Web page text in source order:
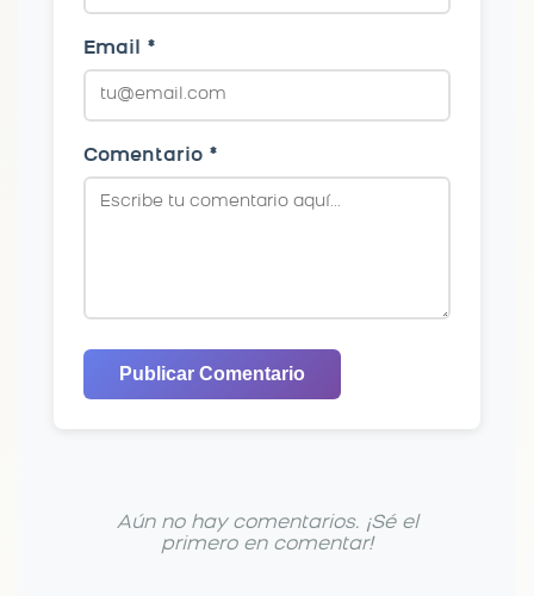
Email *
Comentario *
Publicar Comentario
Aún no hay comentarios. ¡Sé el
primero en comentar!